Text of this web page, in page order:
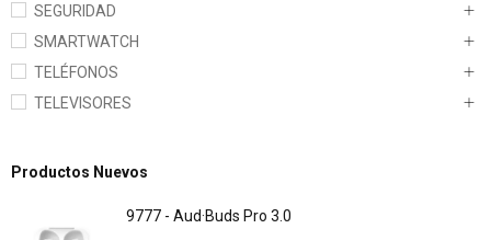
SEGURIDAD
SMARTWATCH
TELÉFONOS
TELEVISORES
Productos Nuevos
9777 - Aud·Buds Pro 3.0